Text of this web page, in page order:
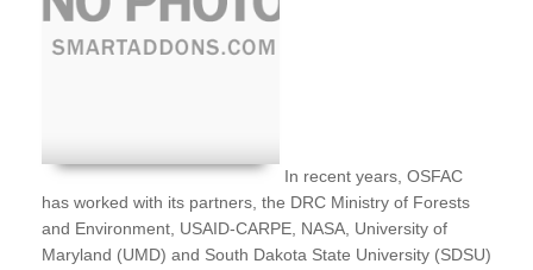
In recent years, OSFAC
has worked with its partners, the DRC Ministry of Forests
and Environment, USAID-CARPE, NASA, University of
Maryland (UMD) and South Dakota State University (SDSU)